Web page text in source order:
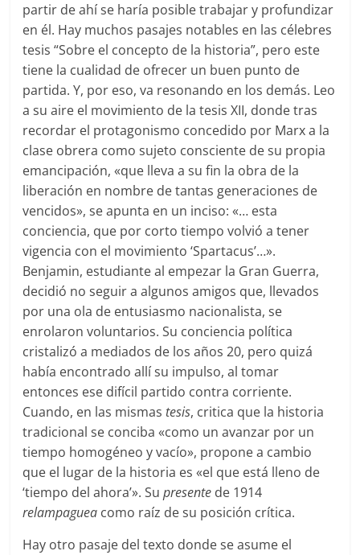
partir de ahí se haría posible trabajar y profundizar
en él. Hay muchos pasajes notables en las célebres
tesis “Sobre el concepto de la historia”, pero este
tiene la cualidad de ofrecer un buen punto de
partida. Y, por eso, va resonando en los demás. Leo
a su aire el movimiento de la tesis XII, donde tras
recordar el protagonismo concedido por Marx a la
clase obrera como sujeto consciente de su propia
emancipación, «que lleva a su fin la obra de la
liberación en nombre de tantas generaciones de
vencidos», se apunta en un inciso: «… esta
conciencia, que por corto tiempo volvió a tener
vigencia con el movimiento ‘Spartacus’…».
Benjamin, estudiante al empezar la Gran Guerra,
decidió no seguir a algunos amigos que, llevados
por una ola de entusiasmo nacionalista, se
enrolaron voluntarios. Su conciencia política
cristalizó a mediados de los años 20, pero quizá
había encontrado allí su impulso, al tomar
entonces ese difícil partido contra corriente.
Cuando, en las mismas tesis, critica que la historia
tradicional se conciba «como un avanzar por un
tiempo homogéneo y vacío», propone a cambio
que el lugar de la historia es «el que está lleno de
‘tiempo del ahora’». Supresente de 1914
relampaguea como raíz de su posición crítica.
Hay otro pasaje del texto donde se asume el